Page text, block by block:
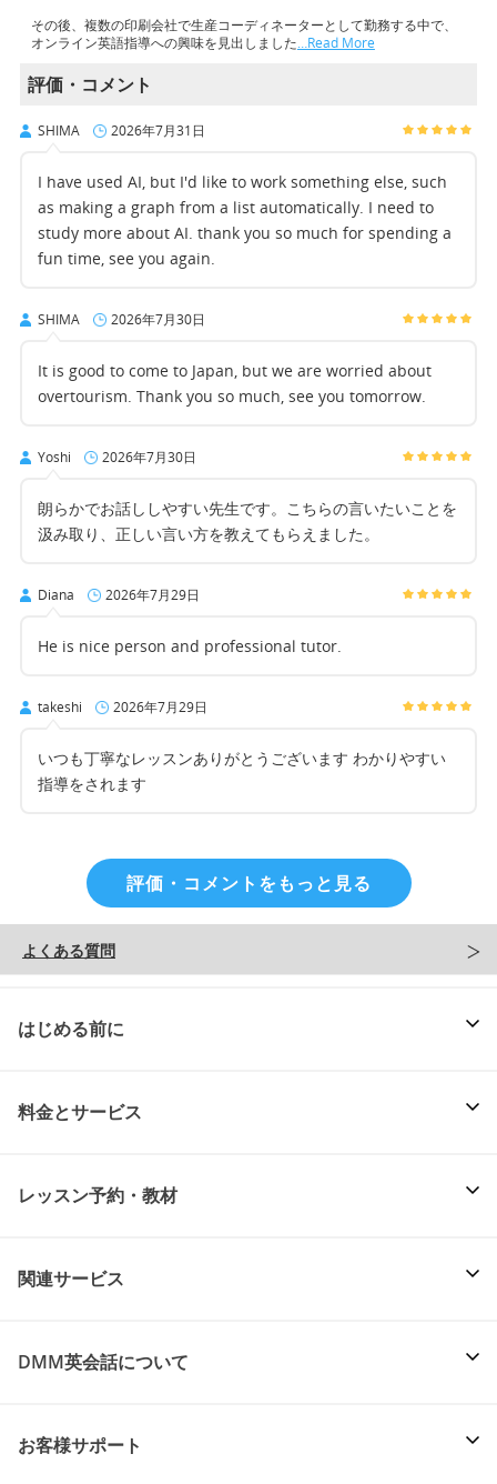
その後、複数の印刷会社で生産コーディネーターとして勤務する中で、
オンライン英語指導への興味を見出しました…Read More
評価・コメント
SHIMA 2026年7月31日
I have used AI, but I'd like to work something else, such
as making a graph from a list automatically. I need to
study more about AI. thank you so much for spending a
fun time, see you again.
SHIMA 2026年7月30日
It is good to come to Japan, but we are worried about
overtourism. Thank you so much, see you tomorrow.
Yoshi 2026年7月30日
朗らかでお話ししやすい先生です。こちらの言いたいことを
汲み取り、正しい言い方を教えてもらえました。
Diana 2026年7月29日
He is nice person and professional tutor.
takeshi 2026年7月29日
いつも丁寧なレッスンありがとうございます わかりやすい
指導をされます
評価・コメントをもっと見る
よくある質問
はじめる前に
料金とサービス
レッスン予約・教材
関連サービス
DMM英会話について
お客様サポート